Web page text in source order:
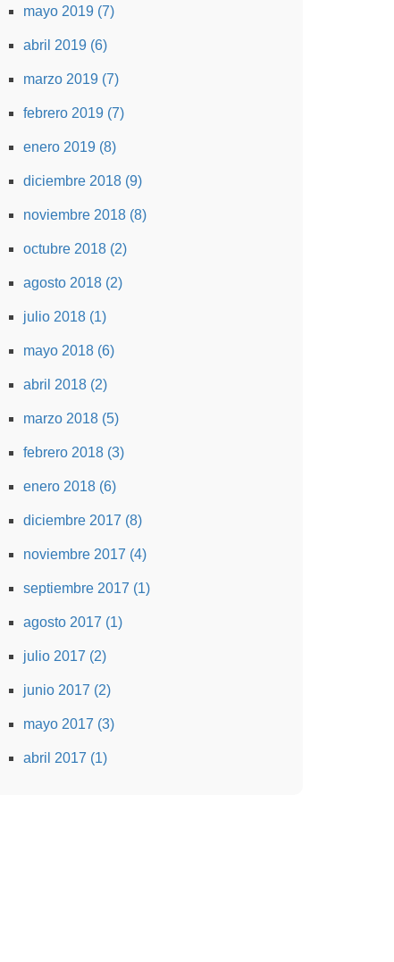
mayo 2019 (7)
abril 2019 (6)
marzo 2019 (7)
febrero 2019 (7)
enero 2019 (8)
diciembre 2018 (9)
noviembre 2018 (8)
octubre 2018 (2)
agosto 2018 (2)
julio 2018 (1)
mayo 2018 (6)
abril 2018 (2)
marzo 2018 (5)
febrero 2018 (3)
enero 2018 (6)
diciembre 2017 (8)
noviembre 2017 (4)
septiembre 2017 (1)
agosto 2017 (1)
julio 2017 (2)
junio 2017 (2)
mayo 2017 (3)
abril 2017 (1)